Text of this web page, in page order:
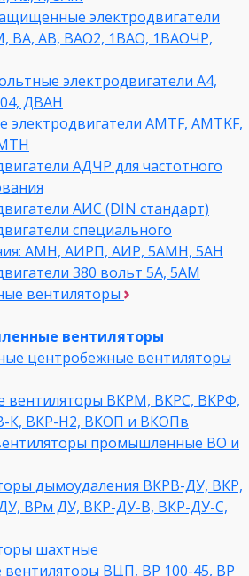
электродвигатели
ВА, АВ, ВАO2, 1ВАО, 1ВАОЧР,
электродвигатели A4,
ДВАН
электродвигатели AMTF, AMTKF,
АДЧР для частотного
АИС (DIN стандарт)
специального
АМН, АИРП, АИР, 5АМН, 5АН
380 вольт 5А, 5АМ
вентиляторы
вентиляторы
центробежные вентиляторы
вентиляторы ВКРМ, ВКРС, ВКРФ,
К, ВКР-Н2, ВКОП и ВКОПв
промышленные ВО и
дымоудаления ВКРВ-ДУ, ВКР,
ВРм ДУ, ВКР-ДУ-В, ВКР-ДУ-С,
шахтные
ВЦП, ВР 100-45, ВР